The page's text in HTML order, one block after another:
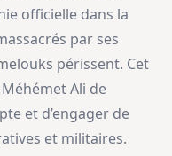
officielle dans la
par ses
périssent. Cet
Ali de
et d’engager de
et militaires.